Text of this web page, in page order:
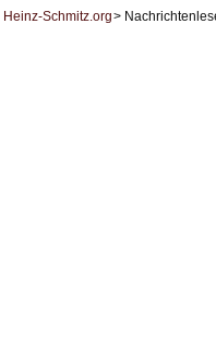
Heinz-Schmitz.org